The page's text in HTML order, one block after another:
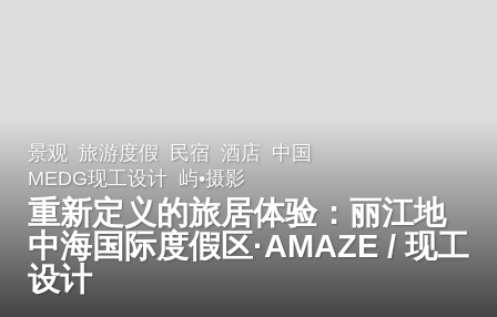
8
月
a
g
o
8
景观 旅游度假 ,民宿 ,酒店 中国
MEDG现工设计 屿•摄影
重新定义的旅居体验：丽江地
中海国际度假区·AMAZE / 现工
设计